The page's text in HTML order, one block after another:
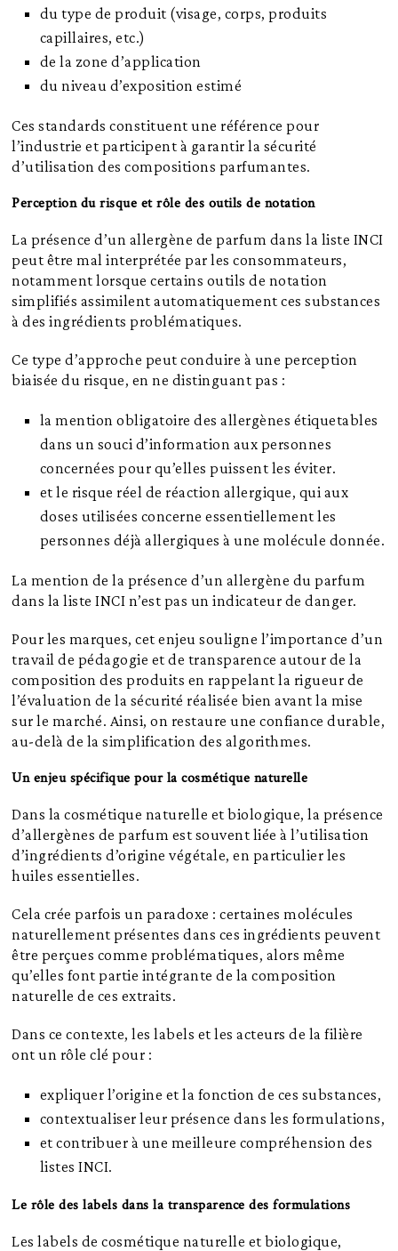
du type de produit (visage, corps, produits
capillaires, etc.)
de la zone d’application
du niveau d’exposition estimé
Ces standards constituent une référence pour
l’industrie et participent à garantir la sécurité
d’utilisation des compositions parfumantes.
Perception du risque et rôle des outils de notation
La présence d’un allergène de parfum dans la liste INCI
peut être mal interprétée par les consommateurs,
notamment lorsque certains outils de notation
simplifiés assimilent automatiquement ces substances
à des ingrédients problématiques.
Ce type d’approche peut conduire à une perception
biaisée du risque, en ne distinguant pas :
la mention obligatoire des allergènes étiquetables
dans un souci d’information aux personnes
concernées pour qu’elles puissent les éviter.
et le risque réel de réaction allergique, qui aux
doses utilisées concerne essentiellement les
personnes déjà allergiques à une molécule donnée.
La mention de la présence d’un allergène du parfum
dans la liste INCI n’est pas un indicateur de danger.
Pour les marques, cet enjeu souligne l’importance d’un
travail de pédagogie et de transparence autour de la
composition des produits en rappelant la rigueur de
l’évaluation de la sécurité réalisée bien avant la mise
sur le marché. Ainsi, on restaure une confiance durable,
au-delà de la simplification des algorithmes.
Un enjeu spécifique pour la cosmétique naturelle
Dans la cosmétique naturelle et biologique, la présence
d’allergènes de parfum est souvent liée à l’utilisation
d’ingrédients d’origine végétale, en particulier les
huiles essentielles.
Cela crée parfois un paradoxe : certaines molécules
naturellement présentes dans ces ingrédients peuvent
être perçues comme problématiques, alors même
qu’elles font partie intégrante de la composition
naturelle de ces extraits.
Dans ce contexte, les labels et les acteurs de la filière
ont un rôle clé pour :
expliquer l’origine et la fonction de ces substances,
contextualiser leur présence dans les formulations,
et contribuer à une meilleure compréhension des
listes INCI.
Le rôle des labels dans la transparence des formulations
Les labels de cosmétique naturelle et biologique,